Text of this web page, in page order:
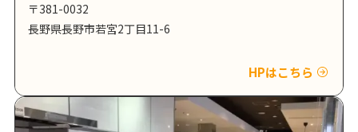
〒381-0032
長野県長野市若宮2丁目11-6
HPはこちら